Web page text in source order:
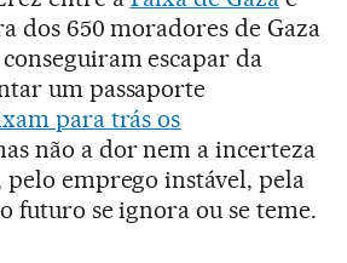
dos 650 moradores de Gaza
escapar da
um passaporte
para trás os
não a dor nem a incerteza
pelo emprego instável, pela
futuro se ignora ou se teme.